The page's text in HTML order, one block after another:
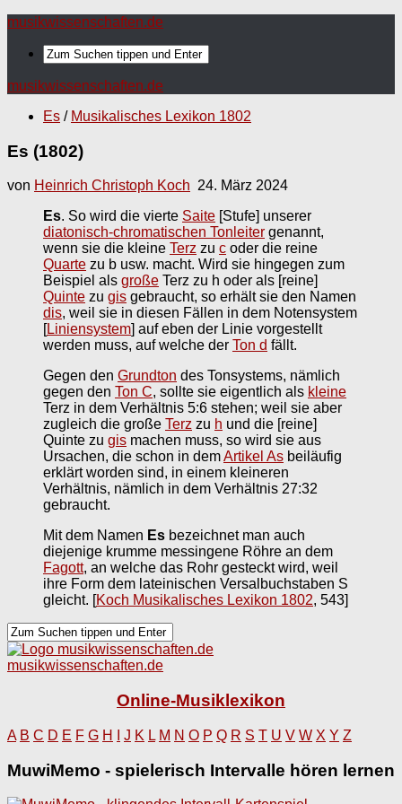
musikwissenschaften.de
musikwissenschaften.de
Es / Musikalisches Lexikon 1802
Es (1802)
von Heinrich Christoph Koch 24. März 2024
Es. So wird die vierte Saite [Stufe] unserer
diatonisch-chromatischen Tonleiter genannt,
wenn sie die kleine Terz zu c oder die reine
Quarte zu b usw. macht. Wird sie hingegen zum
Beispiel als große Terz zu h oder als [reine]
Quinte zu gis gebraucht, so erhält sie den Namen
dis, weil sie in diesen Fällen in dem Notensystem
[Liniensystem] auf eben der Linie vorgestellt
werden muss, auf welche der Ton d fällt.
Gegen den Grundton des Tonsystems, nämlich
gegen den Ton C, sollte sie eigentlich als kleine
Terz in dem Verhältnis 5:6 stehen; weil sie aber
zugleich die große Terz zu h und die [reine]
Quinte zu gis machen muss, so wird sie aus
Ursachen, die schon in demArtikel As beiläufig
erklärt worden sind, in einem kleineren
Verhältnis, nämlich in dem Verhältnis 27:32
gebraucht.
Mit dem Namen Es bezeichnet man auch
diejenige krumme messingene Röhre an dem
Fagott, an welche das Rohr gesteckt wird, weil
ihre Form dem lateinischen Versalbuchstaben S
gleicht. [Koch Musikalisches Lexikon 1802, 543]
musikwissenschaften.de
Online-Musiklexikon
A B C D E F G H J K L M N O P Q R S T U V W X Y Z
MuwiMemo - spielerisch Intervalle hören lernen